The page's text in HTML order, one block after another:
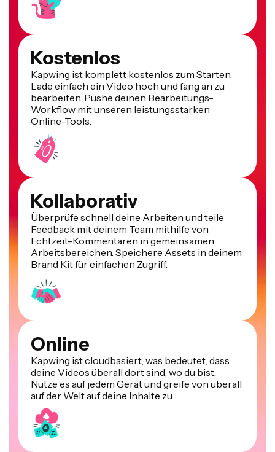
Kostenlos
Kapwing ist komplett kostenlos zum Starten.
Lade einfach ein Video hoch und fang an zu
bearbeiten. Pushe deinen Bearbeitungs-
Workflow mit unseren leistungsstarken
Online-Tools.
Kollaborativ
Überprüfe schnell deine Arbeiten und teile
Feedback mit deinem Team mithilfe von
Echtzeit-Kommentaren in gemeinsamen
Arbeitsbereichen. Speichere Assets in deinem
Brand Kit für einfachen Zugriff.
Online
Kapwing ist cloudbasiert, was bedeutet, dass
deine Videos überall dort sind, wo du bist.
Nutze es auf jedem Gerät und greife von überall
auf der Welt auf deine Inhalte zu.